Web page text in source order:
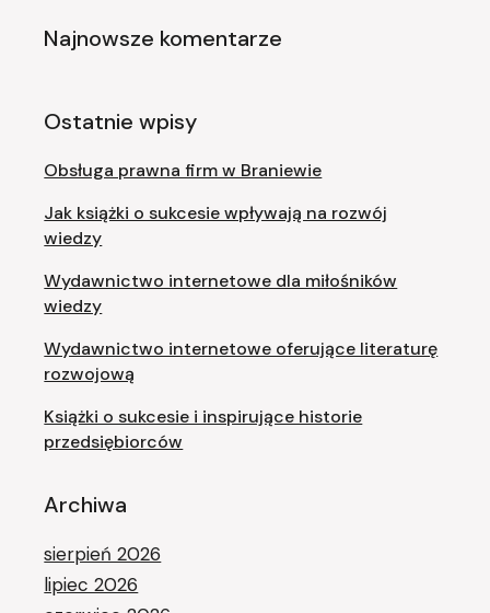
Najnowsze komentarze
Ostatnie wpisy
Obsługa prawna firm w Braniewie
Jak książki o sukcesie wpływają na rozwój
wiedzy
Wydawnictwo internetowe dla miłośników
wiedzy
Wydawnictwo internetowe oferujące literaturę
rozwojową
Książki o sukcesie i inspirujące historie
przedsiębiorców
Archiwa
sierpień 2026
lipiec 2026